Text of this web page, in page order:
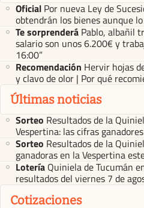
Oficial Por nueva Ley de
obtendrán los bienes aunque
Te sorprenderá Pablo, albañil
salario son unos 6.200€ y
16:00”
Recomendación Hervir hojas
y clavo de olor | Por qué
Últimas noticias
Sorteo Resultados de la
Vespertina: las cifras
Sorteo Resultados de la
ganadoras en la Vespertina
Lotería Quiniela de Tucumán
resultados del viernes 7 de
Cotizaciones